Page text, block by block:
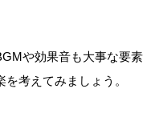
や効果音も大事な要素
考えてみましょう。